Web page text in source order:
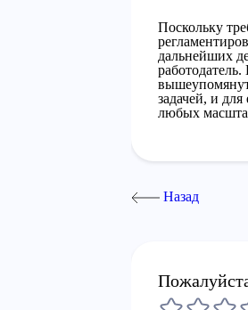
Поскольку
дальнейших
задачей, и
любых
Назад